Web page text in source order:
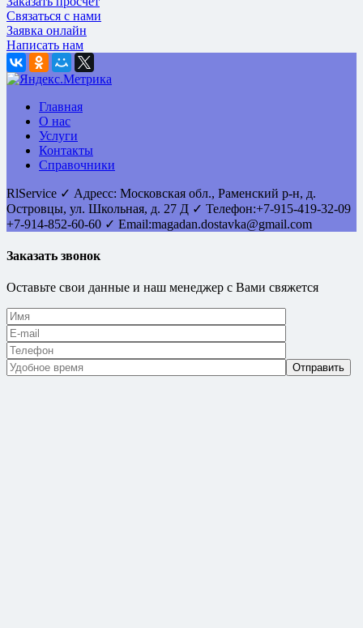
Связаться с нами
Заявка онлайн
Написать нам
Главная
О нас
Услуги
Контакты
Справочники
RlService ✓ Адресс: Московская обл., Раменский р-н, д.
Островцы, ул. Школьная, д. 27 Д ✓ Телефон:+7-915-419-32-09
+7-914-852-60-60 ✓ Email:magadan.dostavka@gmail.com
Заказать звонок
Оставьте свои данные и наш менеджер с Вами свяжется